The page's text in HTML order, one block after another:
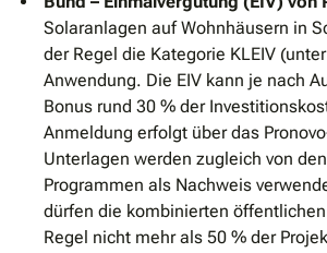
Solaranlagen auf Wohnhäusern in
der Regel die Kategorie KLEIV
Anwendung. Die EIV kann je nach
Bonus rund 30 % der
Anmeldung erfolgt über das
Unterlagen werden zugleich von
Programmen als Nachweis
dürfen die kombinierten
Regel nicht mehr als 50 % der